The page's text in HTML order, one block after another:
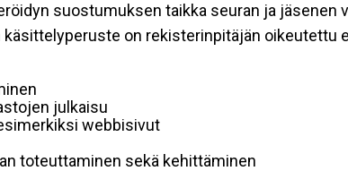
suostumuksen taikka seuran ja
on rekisterinpitäjän oikeutettu
julkaisu
webbisivut
toteuttaminen sekä kehittäminen